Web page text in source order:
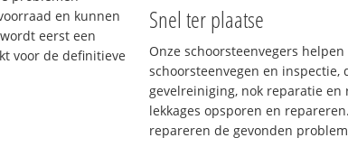
en kunnen
eerst een
voor de definitieve
Snel ter plaatse
Onze schoorsteenvegers
schoorsteenvegen en
gevelreiniging, nok reparatie
lekkages opsporen en
repareren de gevonden